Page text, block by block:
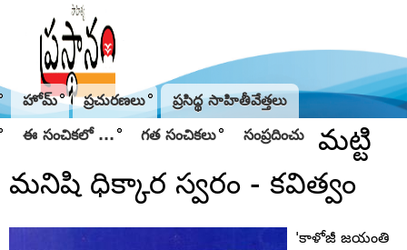
హోమ్ ప్రచురణలు ప్రసిద్థ సాహితీవేత్తలు
ఈ సంచికలో ... గత సంచికలు సంప్రదించు
మట్టి
మనిషి ధిక్కార స్వరం - కవిత్వం
'కాళోజీ జయంతి